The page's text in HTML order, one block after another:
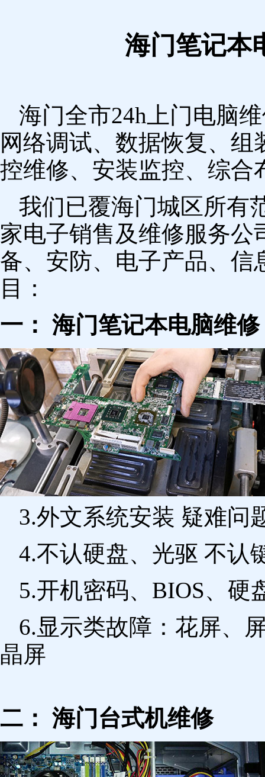
海门笔记本
海门全市24h上门电脑
网络调试、数据恢复、
控维修、安装监控、综合
我们已覆海门城区所有
家电子销售及维修服务公
备、安防、电子产品、信
目：
一： 海门笔记本电脑维修
3.外文系统安装 疑难问
4.不认硬盘、光驱 不认
5.开机密码、BIOS、硬
6.显示类故障：花屏、
晶屏
二： 海门台式机维修